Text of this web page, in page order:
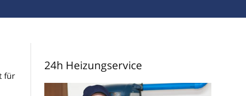
für
24h Heizungservice